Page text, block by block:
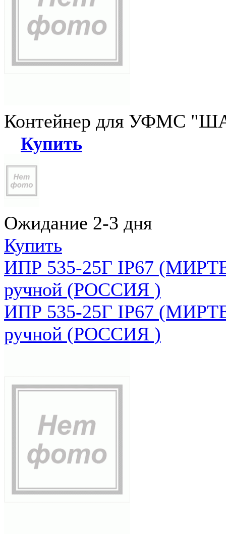
Контейнер для УФМС
Купить
Ожидание 2-3 дня
Купить
ИПР 535-25Г IP67
ручной (РОССИЯ )
ИПР 535-25Г IP67
ручной (РОССИЯ )